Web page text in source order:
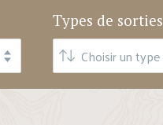
Types de sorties